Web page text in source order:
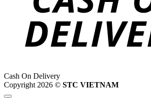
Cash On Delivery
Copyright 2026 © STC VIETNAM